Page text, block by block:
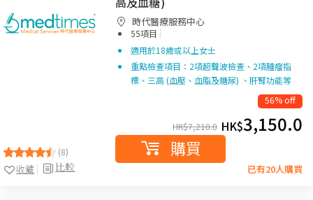
(8)
比較
收藏
時代醫療服務中心
55項目 |
適用於18歲或以上女士
重點檢查項目：2項超聲波檢查、2項腫瘤指
標、三高 (血壓、血脂及糖尿) 、肝腎功能等
56% off
HK$7,210.0 HK$3,150.0
購買
已有20人購買